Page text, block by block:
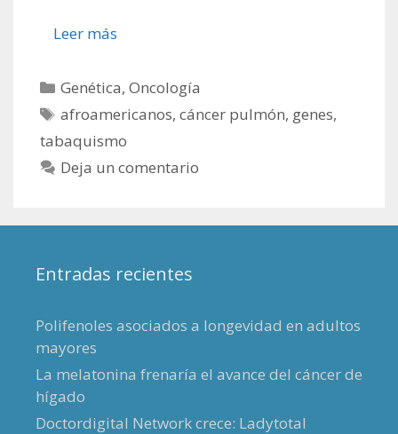
Leer más
Categorías
Genética,Oncología
Etiquetas
afroamericanos,cáncer pulmón, genes,
tabaquismo
Deja un comentario
Entradas recientes
Polifenoles asociados a longevidad en adultos
mayores
La melatonina frenaría el avance del cáncer de
hígado
Doctordigital Network crece: Ladytotal